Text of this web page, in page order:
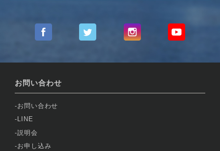
お問い合わせ
お問い合わせ
LINE
説明会
お申し込み